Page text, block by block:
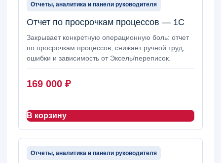
Отчеты, аналитика и панели руководителя
Отчет по просрочкам процессов — 1С
Закрывает конкретную операционную боль: отчет
по просрочкам процессов, снижает ручной труд,
ошибки и зависимость от Эксель/переписок.
169 000 ₽
В корзину
Отчеты, аналитика и панели руководителя